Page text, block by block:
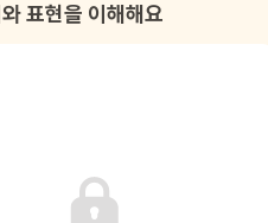
표현을 이해해요